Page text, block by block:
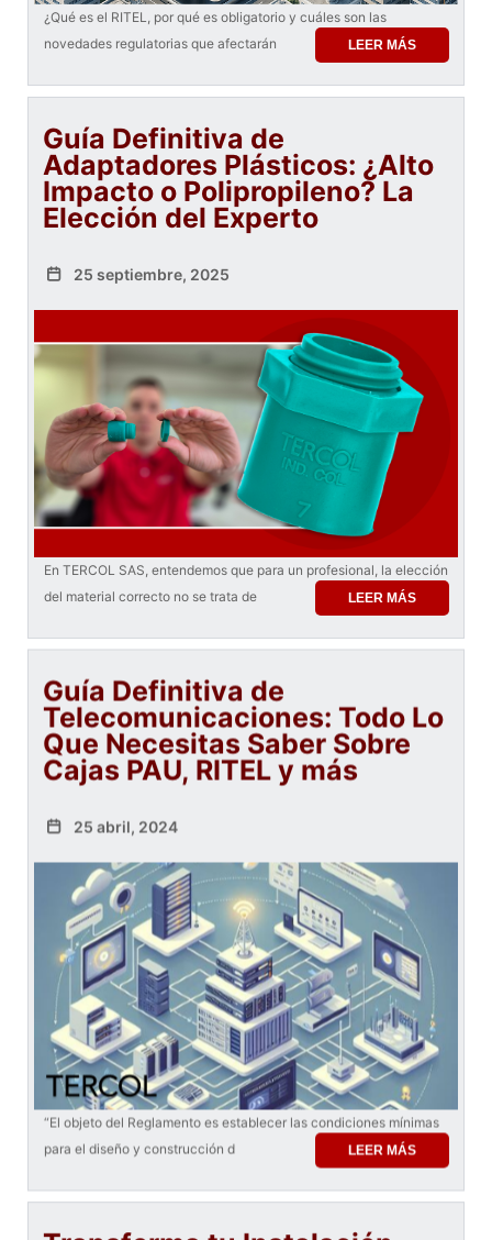
¿Qué es el RITEL, por qué es obligatorio y cuáles son las
novedades regulatorias que afectarán
LEER MÁS
Guía Definitiva de
Adaptadores Plásticos: ¿Alto
Impacto o Polipropileno? La
Elección del Experto
25 septiembre, 2025
En TERCOL SAS, entendemos que para un profesional, la elección
del material correcto no se trata de
LEER MÁS
Guía Definitiva de
Telecomunicaciones: Todo Lo
Que Necesitas Saber Sobre
Cajas PAU, RITEL y más
25 abril, 2024
“El objeto del Reglamento es establecer las condiciones mínimas
para el diseño y construcción d
LEER MÁS